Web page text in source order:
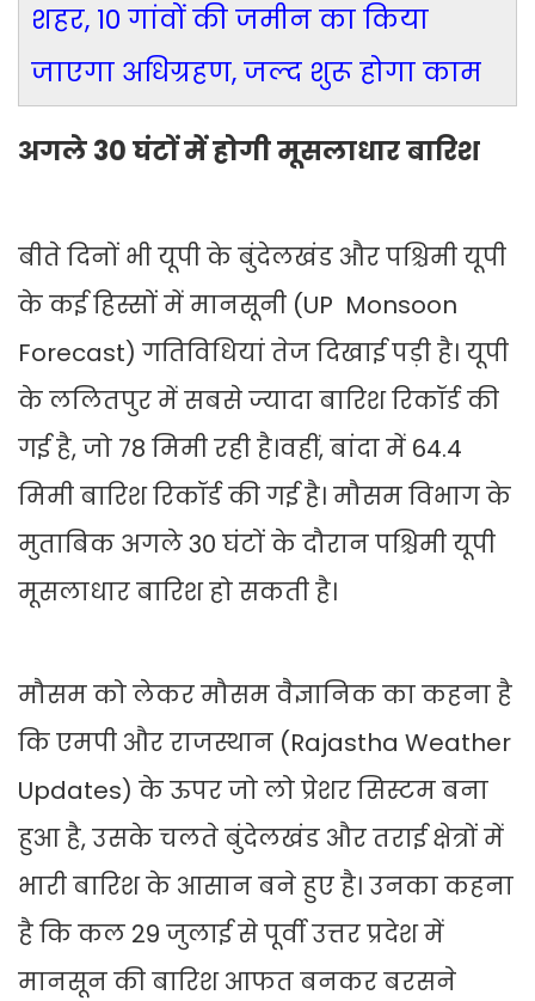
शहर, 10 गांवों की जमीन का किया
जाएगा अधिग्रहण, जल्द शुरू होगा काम
अगले 30 घंटों में होगी मूसलाधार बारिश
बीते दिनों भी यूपी के बुंदेलखंड और पश्चिमी यूपी
के कई हिस्सों में मानसूनी (UP Monsoon
Forecast) गतिविधियां तेज दिखाई पड़ी है। यूपी
के ललितपुर में सबसे ज्यादा बारिश रिकॉर्ड की
गई है, जो 78 मिमी रही है।वहीं, बांदा में 64.4
मिमी बारिश रिकॉर्ड की गई है। मौसम विभाग के
मुताबिक अगले 30 घंटों के दौरान पश्चिमी यूपी
मूसलाधार बारिश हो सकती है।
मौसम को लेकर मौसम वैज्ञानिक का कहना है
कि एमपी और राजस्थान (Rajastha Weather
Updates) के ऊपर जो लो प्रेशर सिस्टम बना
हुआ है, उसके चलते बुंदेलखंड और तराई क्षेत्रों में
भारी बारिश के आसान बने हुए है। उनका कहना
है कि कल 29 जुलाई से पूर्वी उत्तर प्रदेश में
मानसून की बारिश आफत बनकर बरसने